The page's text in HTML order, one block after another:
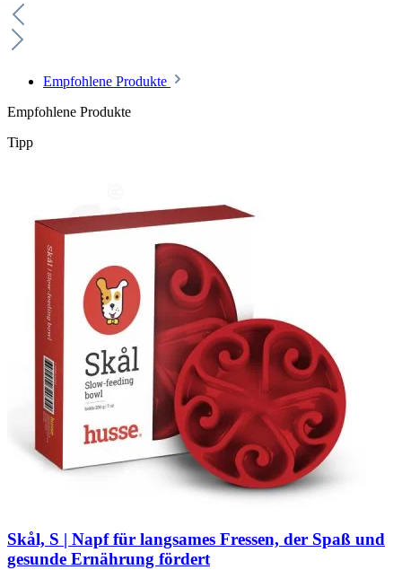
Empfohlene Produkte
Empfohlene Produkte
Tipp
Skål, S | Napf für langsames Fressen, der Spaß und
gesunde Ernährung fördert